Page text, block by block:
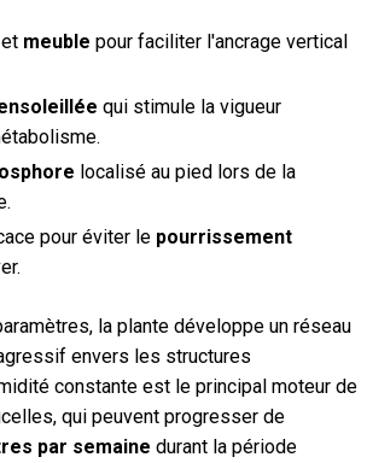
et meuble pour faciliter l'ancrage vertical
qui stimule la vigueur
localisé au pied lors de la
pour éviter le pourrissement
la plante développe un réseau
envers les structures
constante est le principal moteur de
qui peuvent progresser de
par semaine durant la période